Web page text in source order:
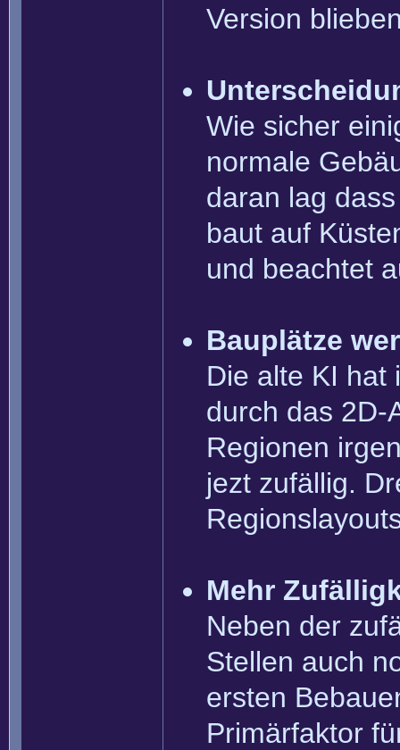
Version
Wie sicher
normale
daran lag
baut auf
und beachtet
Bauplätze
Die alte KI hat
durch das 2D-
Regionen
jezt zufällig.
Mehr
Neben der
Stellen auch
ersten
Primärfaktor